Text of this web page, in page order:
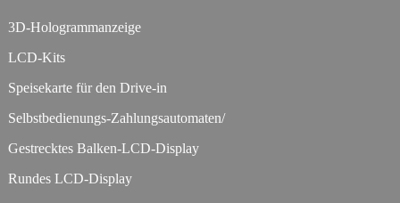
3D-Hologrammanzeige
LCD-Kits
Speisekarte für den Drive-in
Selbstbedienungs-Zahlungsautomaten/
Gestrecktes Balken-LCD-Display
Rundes LCD-Display